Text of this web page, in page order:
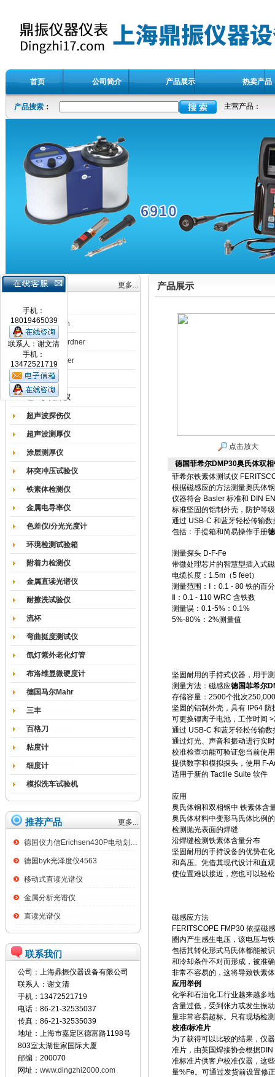
首页 公司简介 产品展示 热卖产品
产品搜索 ： 主营产品：
手机：
18019465039
联系人：谢文清
手机：
13472521719
产品目录 更多...
涂膜机
德国Erichsen
德国BYK-Gardner
英国Elcometer
耐磨试验机
色差仪光泽仪
超声波探伤仪
超声波测厚仪
涂层测厚仪
杯突冲压试验仪
铁素体检测仪
金属电导率仪
色差仪/分光光度计
环境检测试验箱
附着力检测仪
金属直读光谱仪
耐擦洗试验仪
流杯
弯曲挺度测试仪
氙灯紫外老化灯管
布洛维显微硬度计
德国马尔Mahr
三丰
百格刀
粘度计
细度计
模拟洗车试验机
推荐产品 更多...
德国仪力信Erichsen430P电动划格试验仪
德国byk光泽度仪4563
移动式直读光谱仪
金属分析光谱仪
直读光谱仪
联系我们
公司：上海鼎振仪器设备有限公司
联系人：谢文清
手机：13472521719
电话：86-21-32535037
传真：86-21-32535039
地址：上海市嘉定区德富路1198号
803室太湖世家国际大厦
邮编：200070
网址： www.dingzhi2000.com
产品展示
点击放大
德国菲希尔DMP30奥氏体双
菲希尔铁素体测试仪
根据磁感应的方法测量奥氏体
仪器符合 Basler 标准和 DIN
标准坚固的铝制外壳，防护等
通过 USB-C 和蓝牙轻松传输
包括：手提箱和简易操作手册
测量探头 D-F-Fe
带微处理芯片的智慧型插入式
电缆长度：1.5m（5 feet）
测量范围：Ⅰ：0.1 - 80 铁的百
Ⅱ：0.1 - 110 WRC 含铁数
测量误：0.1-5%：0.1%
5%-80%：2%测量值
坚固耐用的手持式仪器，用于
测量方法：磁感应德国菲希尔
存储容量：2500个批次
坚固的铝制外壳，具有 IP64
可更换锂离子电池，工作时间
通过 USB-C 和蓝牙轻松传输数
通过灯光、声音和振动进行实
校准检查功能可验证您当前使
提供数字和模拟探头，使用 F-
适用于新的 Tactile Suite 软件
应用
奥氏体钢和双相钢中 铁素体含
奥氏体材料中变形马氏体比例
检测抛光表面的焊缝
沿焊缝检测铁素体含量分布
坚固耐用的手持设备的优势在
和高压。凭借其现代设计和直
使位置难以接近，您也可以轻
磁感应方法
FERITSCOPE FMP30 依据磁
圈内产生感生电压，该电压与
包括其转化形式马氏体都能被
和冷却条件不对而形成，被准
非常不容易的，这将导致铁素
应用举例
化学和石油化工行业越来越多
含量过低，受到张力或发生振
量非常容易超标。只有现场检
校准/标准片
为了获得可以比较的结果，仪
准片，由英国焊接协会根据
准标准片供客户校准仪器，这
量%Fe。可通过发货前设置修